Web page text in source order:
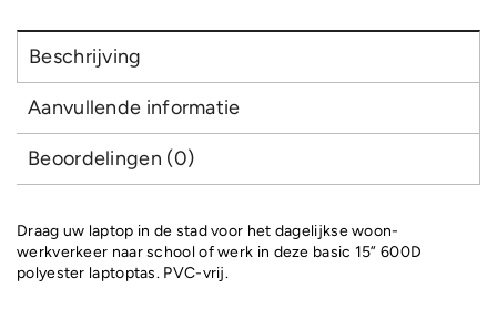
Beschrijving
Aanvullende informatie
Beoordelingen (0)
Draag uw laptop in de stad voor het dagelijkse woon-
werkverkeer naar school of werk in deze basic 15” 600D
polyester laptoptas. PVC-vrij.